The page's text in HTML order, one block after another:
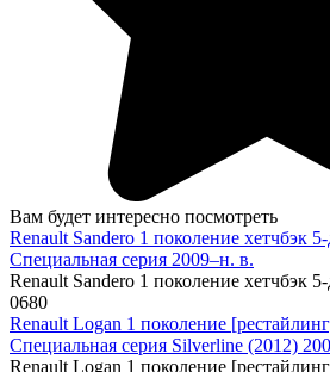
Вам будет интересно посмотреть
Renault Sandero 1 поколение хетчбэк
Специальная серия 2009–н. в.
Renault Sandero 1 поколение хетчбэк
0680
Renault Logan 1 поколение
Специальная серия Silverline (2012)
Renault Logan 1 поколение